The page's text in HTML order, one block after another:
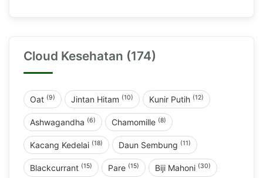
Cloud Kesehatan (174)
Oat (9) Jintan Hitam (10) Kunir Putih (12)
Ashwagandha (6) Chamomille (8)
Kacang Kedelai (18) Daun Sembung (11)
Blackcurrant (15) Pare (15) Biji Mahoni (30)